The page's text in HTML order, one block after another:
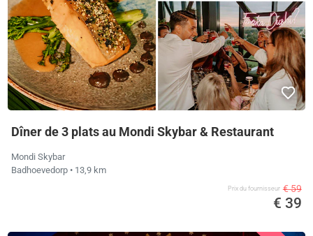
Dîner de 3 plats au Mondi Skybar & Restaurant
Mondi Skybar
Badhoevedorp • 13,9 km
Prix ​​du fournisseur € 59
€ 39